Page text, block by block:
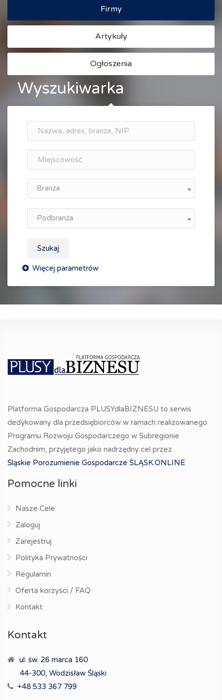
Firmy
Artykuły
Ogłoszenia
Wyszukiwarka
Branża
Podbranża
Szukaj
Platforma Gospodarcza PLUSYdlaBIZNESU to serwis
dedykowany dla przedsiębiorców w ramach realizowanego
Programu Rozwoju Gospodarczego w Subregionie
Zachodnim, przyjętego jako nadrzędny cel przez
Śląskie Porozumienie Gospodarcze ŚLĄSK.ONLINE
Pomocne linki
Nasze Cele
Zaloguj
Zarejestruj
Polityka Prywatności
Regulamin
Oferta korzyści / FAQ
Kontakt
Kontakt
ul. św. 26 marca 160
44-300, Wodzisław Śląski
+48 533 367 799